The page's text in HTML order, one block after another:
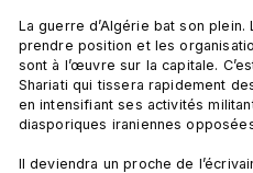
La guerre d’Algérie bat son
prendre position et les
sont à l’œuvre sur la capitale.
Shariati qui tissera rapidement
en intensifiant ses activités
diasporiques iraniennes
Il deviendra un proche de